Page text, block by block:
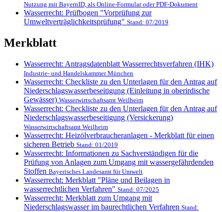
Nutzung mit BayernID, als Online-Formular oder PDF-Dokument
Wasserrecht: Prüfbogen "Vorprüfung zur
Umweltverträglichkeitsprüfung" Stand: 07/2019
Merkblatt
Wasserrecht: Antragsdatenblatt Wasserrechtsverfahren (IHK)
Industrie- und Handelskammer München
Wasserrecht: Checkliste zu den Unterlagen für den Antrag auf
Niederschlagswasserbeseitigung (Einleitung in oberirdische
Gewässer) Wasserwirtschaftsamt Weilheim
Wasserrecht: Checkliste zu den Unterlagen für den Antrag auf
Niederschlagswasserbeseitigung (Versickerung)
Wasserwirtschaftsamt Weilheim
Wasserrecht: Heizölverbraucheranlagen - Merkblatt für einen
sicheren Betrieb Stand: 01/2019
Wasserrecht: Informationen zu Sachverständigen für die
Prüfung von Anlagen zum Umgang mit wassergefährdenden
Stoffen Bayerisches Landesamt für Umwelt
Wasserrecht: Merkblatt "Pläne und Beilagen in
wasserrechtlichen Verfahren" Stand: 07/2025
Wasserrecht: Merkblatt zum Umgang mit
Niederschlagswasser im baurechtlichen Verfahren Stand: